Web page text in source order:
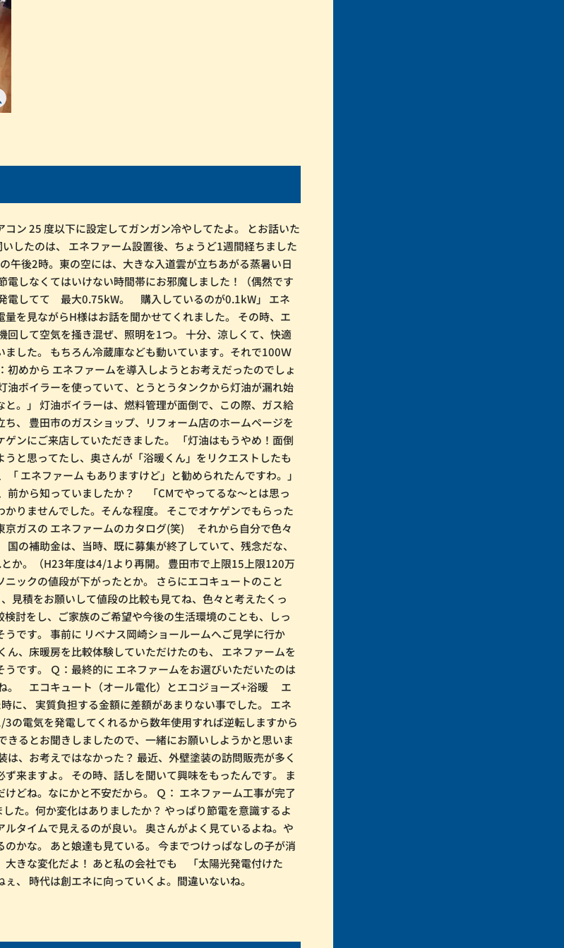
ン 25 度以下に設定してガンガン冷やしてたよ。 とお話いた
したのは、 エネファーム設置後、ちょうど1週間経ちました
午後2時。東の空には、大きな入道雲が立ちあがる蒸暑い日
電しなくてはいけない時間帯にお邪魔しました！（偶然です
電してて 最大0.75kW。 購入しているのが0.1kW」 エネ
量を見ながらH様はお話を聞かせてくれました。 その時、エ
回して空気を掻き混ぜ、照明を1つ。 十分、涼しくて、快適
ました。 もちろん冷蔵庫なども動いています。それで100Ｗ
初めから エネファームを導入しようとお考えだったのでしょ
油ボイラーを使っていて、とうとうタンクから灯油が漏れ始
と。」 灯油ボイラーは、燃料管理が面倒で、この際、ガス給
、 豊田市のガスショップ、リフォーム店のホームページを
ンにご来店していただきました。 「灯油はもうやめ！面倒
うと思ってたし、奥さんが「浴暖くん」をリクエストしたも
「 エネファーム もありますけど」と勧められたんですわ。」
前から知っていましたか？ 「CMでやってるな～とは思っ
かりませんでした。そんな程度。 そこでオケゲンでもらった
京ガスの エネファームのカタログ(笑) それから自分で色々
国の補助金は、当時、既に募集が終了していて、残念だな、
か。（H23年度は4/1より再開。 豊田市で上限15上限120万
ニックの値段が下がったとか。 さらにエコキュートのこと
見積をお願いして値段の比較も見てね、色々と考えたくっ
検討をし、ご家族のご希望や今後の生活環境のことも、しっ
うです。 事前に リベナス岡崎ショールームへご見学に行か
ん、床暖房を比較体験していただけたのも、 エネファームを
です。 Ｑ：最終的に エネファームをお選びいただいたのは
。 エコキュート（オール電化）とエコジョーズ+浴暖 エ
に、 実質負担する金額に差額があまりない事でした。 エネ
の電気を発電してくれるから数年使用すれば逆転しますから
きるとお聞きしましたので、一緒にお願いしようかと思いま
は、お考えではなかった？ 最近、外壁塗装の訪問販売が多く
来ますよ。 その時、話しを聞いて興味をもったんです。 ま
けどね。なにかと不安だから。 Ｑ： エネファーム工事が完了
た。何か変化はありましたか？ やっぱり節電を意識するよ
ルタイムで見えるのが良い。 奥さんがよく見ているよね。や
のかな。 あと娘達も見ている。 今までつけっぱなしの子が消
大きな変化だよ！ あと私の会社でも 「太陽光発電付けた
、 時代は創エネに向っていくよ。間違いないね。